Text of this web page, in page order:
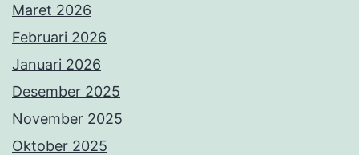
Maret 2026
Februari 2026
Januari 2026
Desember 2025
November 2025
Oktober 2025